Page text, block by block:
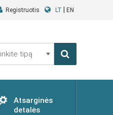
Registruotis LT EN
Atsarginės
detalės